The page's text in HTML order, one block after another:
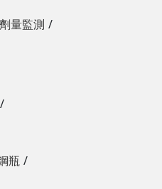
量監測
瓶